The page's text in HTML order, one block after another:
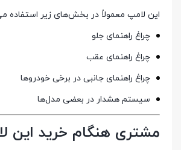
این لامپ معمولاً در بخش‌های زیر استفاده
چراغ راهنمای جلو
چراغ راهنمای عقب
چراغ راهنمای جانبی در برخی خودروها
سیستم هشدار در بعضی مدل‌ها
مشتری هنگام خرید این